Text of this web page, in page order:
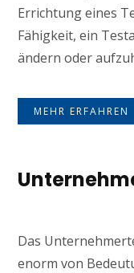
Errichtung eines
Fähigkeit, ein
ändern oder
MEHR ERFAHREN
Das
enorm von